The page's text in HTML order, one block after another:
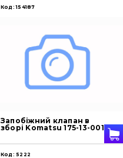
Код: 154187
Запобіжний клапан в
зборі Komatsu 175-13-00150
Код: 5222